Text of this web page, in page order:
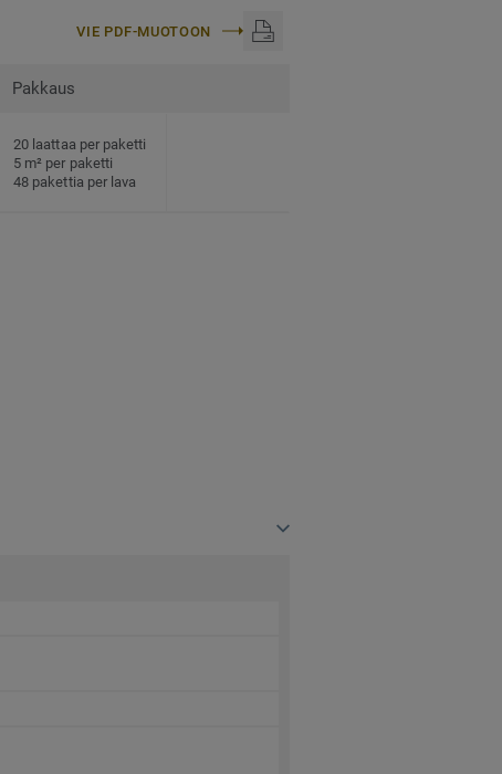
VIE PDF-MUOTOON
Pakkaus
20 laattaa per paketti
5 m² per paketti
48 pakettia per lava